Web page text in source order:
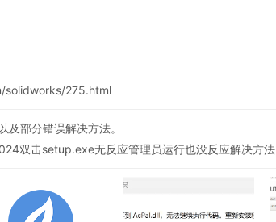
275.html
及部分错误解决方法。
双击setup.exe无反应管理员运行也没反应解决方法